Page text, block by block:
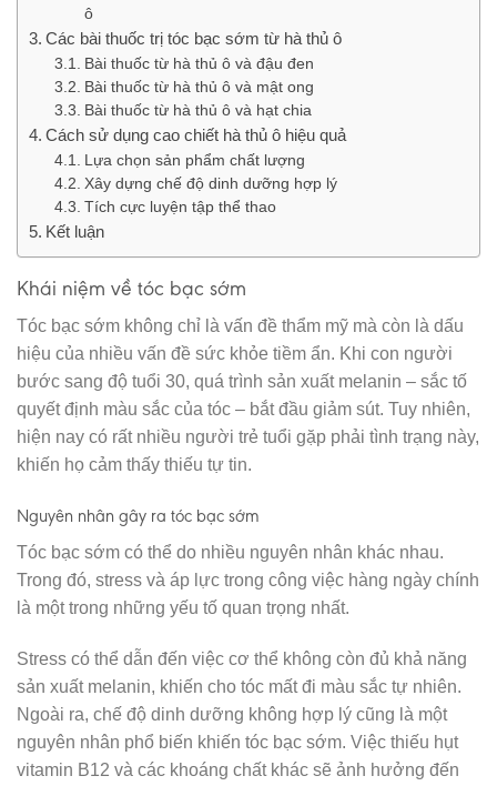
ô
Các bài thuốc trị tóc bạc sớm từ hà thủ ô
Bài thuốc từ hà thủ ô và đậu đen
Bài thuốc từ hà thủ ô và mật ong
Bài thuốc từ hà thủ ô và hạt chia
Cách sử dụng cao chiết hà thủ ô hiệu quả
Lựa chọn sản phẩm chất lượng
Xây dựng chế độ dinh dưỡng hợp lý
Tích cực luyện tập thể thao
Kết luận
Khái niệm về tóc bạc sớm
Tóc bạc sớm không chỉ là vấn đề thẩm mỹ mà còn là dấu
hiệu của nhiều vấn đề sức khỏe tiềm ẩn. Khi con người
bước sang độ tuổi 30, quá trình sản xuất melanin – sắc tố
quyết định màu sắc của tóc – bắt đầu giảm sút. Tuy nhiên,
hiện nay có rất nhiều người trẻ tuổi gặp phải tình trạng này,
khiến họ cảm thấy thiếu tự tin.
Nguyên nhân gây ra tóc bạc sớm
Tóc bạc sớm có thể do nhiều nguyên nhân khác nhau.
Trong đó, stress và áp lực trong công việc hàng ngày chính
là một trong những yếu tố quan trọng nhất.
Stress có thể dẫn đến việc cơ thể không còn đủ khả năng
sản xuất melanin, khiến cho tóc mất đi màu sắc tự nhiên.
Ngoài ra, chế độ dinh dưỡng không hợp lý cũng là một
nguyên nhân phổ biến khiến tóc bạc sớm. Việc thiếu hụt
vitamin B12 và các khoáng chất khác sẽ ảnh hưởng đến